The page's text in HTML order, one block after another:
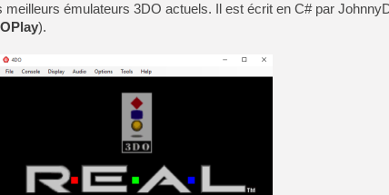
[LS] [PS5] ps5-y2jb-
[GK] Pourquoi Marvel
[GK] Test : Restory : Chill
[GK] GTA 6 : Rockstar
[GK] Hot Wheels Infinite
[GK] Mémoire cash -
[GK] Résultats Nintendo :
[GK] Déjà des
[Mo5] Brickboy cherche à
[GK] Minecraft et ses «
meilleurs émulateurs 3DO actuels. Il est écrit en C# par
).